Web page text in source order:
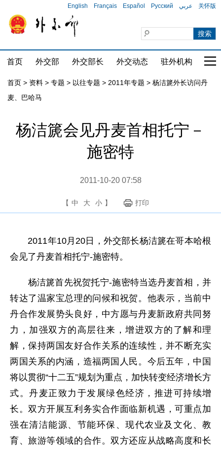
English Français Español Русский عربي 关怀版
首页 外交部 外交部长 外交动态 驻外机构 国
首页 > 资料 > 专题 > 以往专题 > 2011年专题 > 杨洁篪外长访问丹
麦、巴哈马
杨洁篪会见丹麦首相托宁－
施密特
2011-10-20 07:58
【 中 大 小 】 打印
2011年10月20日，外交部长杨洁篪在哥本哈根
会见了丹麦首相托宁-施密特。
杨洁篪首先祝贺托宁-施密特当选丹麦首相，并
转达了温家宝总理的问候和祝贺。他表示，当前中
丹合作发展势头良好，中方愿与丹麦新政府共同努
力，加强双方的高层往来，增进双方的了解和理
解，保持两国友好合作关系的连续性，并不断充实
两国关系的内涵，造福两国人民。今后五年，中国
将以贯彻“十二五”规划为重点，加快转变经济增长方
式。丹麦正致力于发展绿色经济，推进可持续增
长。双方开展互利务实合作面临新机遇，可重点加
强在清洁能源、节能环保、现代农业及文化、教
育、旅游等领域的合作。双方还应从战略高度和长